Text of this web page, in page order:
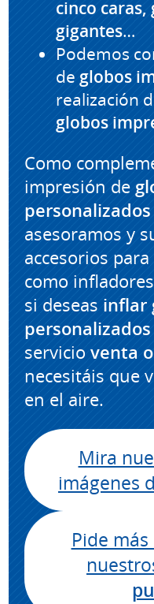
cinco
gigantes…
Podemos
de globos
realización
globos
Como
impresión de
personalizados
asesoramos y
accesorios para
como
si deseas inflar
personalizados
servicioventa
necesitáis que
en el aire.
Mira
imágenes
Pide